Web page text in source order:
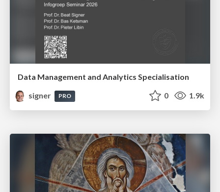
Data Management and Analytics Specialisation
signer
PRO 0 1.9k